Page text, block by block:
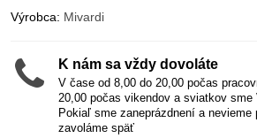
Výrobca: Mivardi
K nám sa vždy dovoláte
V čase od 8,00 do 20,00 počas
20,00 počas vikendov a sviatkov sme
Pokiaľ sme zaneprázdnení a nevieme
zavoláme späť